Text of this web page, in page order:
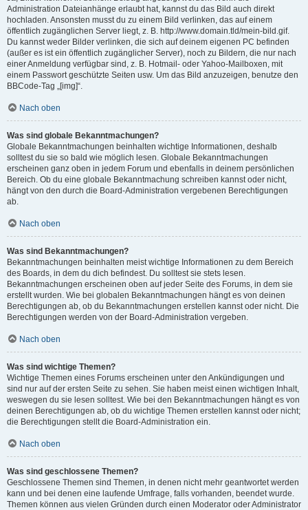
Administration Dateianhänge erlaubt hat, kannst du das Bild auch direkt
hochladen. Ansonsten musst du zu einem Bild verlinken, das auf einem
öffentlich zugänglichen Server liegt, z. B. http://www.domain.tld/mein-bild.gif.
Du kannst weder Bilder verlinken, die sich auf deinem eigenen PC befinden
(außer es ist ein öffentlich zugänglicher Server), noch zu Bildern, die nur nach
einer Anmeldung verfügbar sind, z. B. Hotmail- oder Yahoo-Mailboxen, mit
einem Passwort geschützte Seiten usw. Um das Bild anzuzeigen, benutze den
BBCode-Tag „[img]“.
Nach oben
Was sind globale Bekanntmachungen?
Globale Bekanntmachungen beinhalten wichtige Informationen, deshalb
solltest du sie so bald wie möglich lesen. Globale Bekanntmachungen
erscheinen ganz oben in jedem Forum und ebenfalls in deinem persönlichen
Bereich. Ob du eine globale Bekanntmachung schreiben kannst oder nicht,
hängt von den durch die Board-Administration vergebenen Berechtigungen
ab.
Nach oben
Was sind Bekanntmachungen?
Bekanntmachungen beinhalten meist wichtige Informationen zu dem Bereich
des Boards, in dem du dich befindest. Du solltest sie stets lesen.
Bekanntmachungen erscheinen oben auf jeder Seite des Forums, in dem sie
erstellt wurden. Wie bei globalen Bekanntmachungen hängt es von deinen
Berechtigungen ab, ob du Bekanntmachungen erstellen kannst oder nicht. Die
Berechtigungen werden von der Board-Administration vergeben.
Nach oben
Was sind wichtige Themen?
Wichtige Themen eines Forums erscheinen unter den Ankündigungen und
sind nur auf der ersten Seite zu sehen. Sie haben meist einen wichtigen Inhalt,
weswegen du sie lesen solltest. Wie bei den Bekanntmachungen hängt es von
deinen Berechtigungen ab, ob du wichtige Themen erstellen kannst oder nicht;
die Berechtigungen stellt die Board-Administration ein.
Nach oben
Was sind geschlossene Themen?
Geschlossene Themen sind Themen, in denen nicht mehr geantwortet werden
kann und bei denen eine laufende Umfrage, falls vorhanden, beendet wurde.
Themen können aus vielen Gründen durch einen Moderator oder Administrator